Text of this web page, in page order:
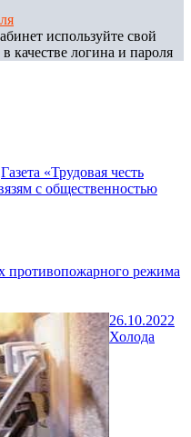
используйте свой
качестве логина и пароля
Газета «Трудовая честь
с общественностью
противопожарного режима
26.10.2022
Холода